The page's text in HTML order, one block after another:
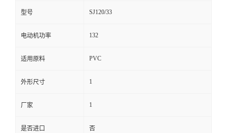
型号 SJ120/33
电动机功率 132
适用原料 PVC
外形尺寸 1
厂家 1
是否进口 否